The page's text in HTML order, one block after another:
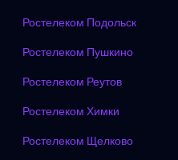
Ростелеком Подольск
Ростелеком Пушкино
Ростелеком Реутов
Ростелеком Химки
Ростелеком Щелково